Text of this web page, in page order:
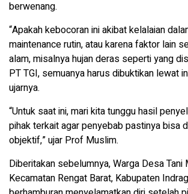
berwenang.
“Apakah kebocoran ini akibat kelalaian
maintenance rutin, atau karena faktor lain
alam, misalnya hujan deras seperti yang
PT TGI, semuanya harus dibuktikan lewat
ujarnya.
“Untuk saat ini, mari kita tunggu hasil
pihak terkait agar penyebab pastinya bisa
objektif,” ujar Prof Muslim.
Diberitakan sebelumnya, Warga Desa Tani
Kecamatan Rengat Barat, Kabupaten